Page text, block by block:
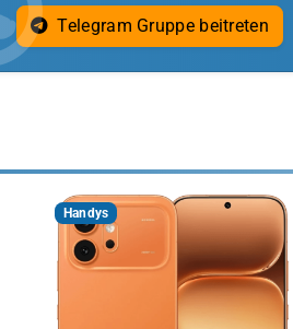
Telegram Gruppe beitreten
Handys